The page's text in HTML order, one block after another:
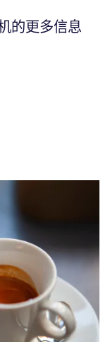
的更多信息